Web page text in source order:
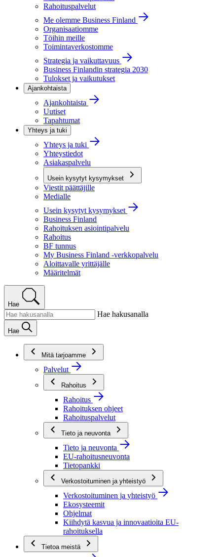
Rahoituspalvelut
Me olemme Business Finland
Organisaatiomme
Töihin meille
Toimintaverkostomme
Strategia ja vaikuttavuus
Business Finlandin strategia 2030
Tulokset ja vaikutukset
Ajankohtaista
Ajankohtaista
Uutiset
Tapahtumat
Yhteys ja tuki
Yhteys ja tuki
Yhteystiedot
Asiakaspalvelu
Usein kysytyt kysymykset
Viestit päättäjille
Medialle
Usein kysytyt kysymykset
Business Finland
Rahoituksen asiointipalvelu
Rahoitus
BF tunnus
My Business Finland -verkkopalvelu
Aloittavalle yrittäjälle
Määritelmät
Hae
Hae hakusanalla
Hae
Mitä tarjoamme
Palvelut
Rahoitus
Rahoitus
Rahoituksen ohjeet
Rahoituspalvelut
Tieto ja neuvonta
Tieto ja neuvonta
EU-rahoitusneuvonta
Tietopankki
Verkostoituminen ja yhteistyö
Verkostoituminen ja yhteistyö
Ekosysteemit
Ohjelmat
Kiihdytä kasvua ja innovaatioita EU-
rahoituksella
Tietoa meistä